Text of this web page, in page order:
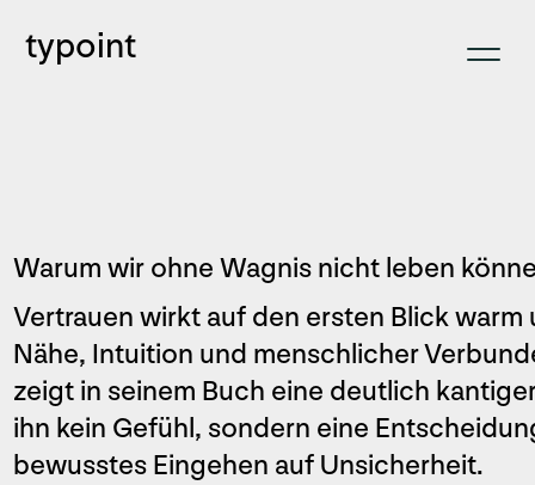
typoint
Warum wir ohne Wagnis nicht leben
Vertrauen wirkt auf den ersten Blick
Nähe, Intuition und menschlicher
zeigt in seinem Buch eine deutlich
ihn kein Gefühl, sondern eine
bewusstes Eingehen auf Unsicherheit.